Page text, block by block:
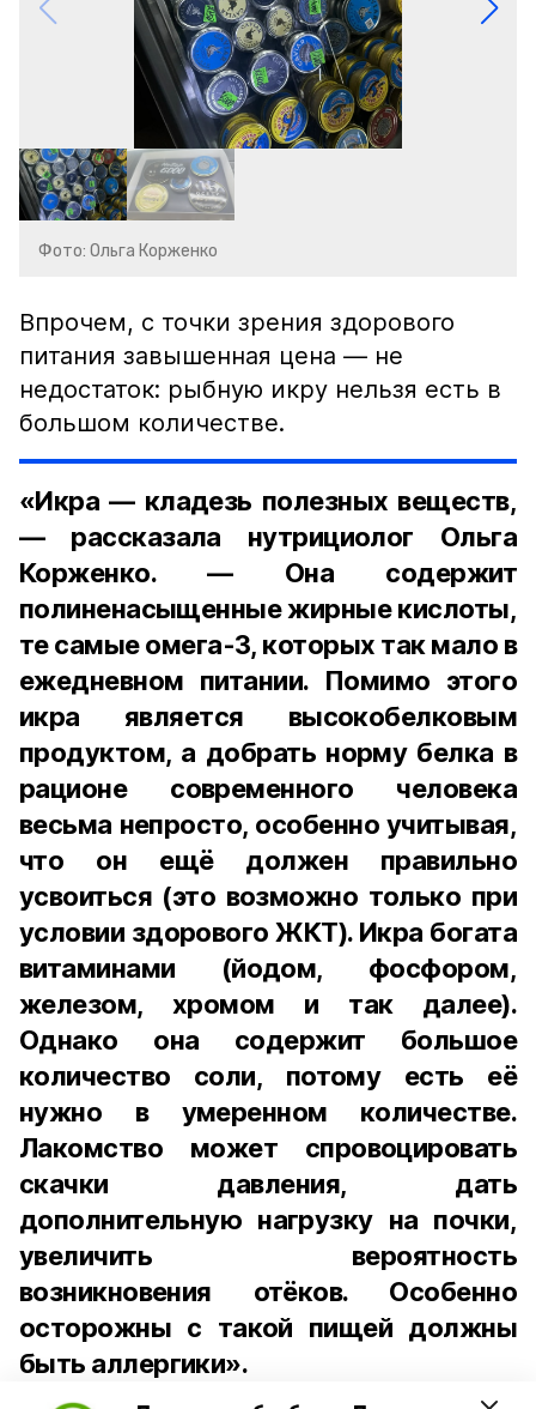
Фото: Ольга Корженко
Впрочем, с точки зрения здорового
питания завышенная цена — не
недостаток: рыбную икру нельзя есть в
большом количестве.
«Икра — кладезь полезных веществ,
— рассказала нутрициолог Ольга
Корженко. — Она содержит
полиненасыщенные жирные кислоты,
те самые омега-3, которых так мало в
ежедневном питании. Помимо этого
икра является высокобелковым
продуктом, а добрать норму белка в
рационе современного человека
весьма непросто, особенно учитывая,
что он ещё должен правильно
усвоиться (это возможно только при
условии здорового ЖКТ). Икра богата
витаминами (йодом, фосфором,
железом, хромом и так далее).
Однако она содержит большое
количество соли, потому есть её
нужно в умеренном количестве.
Лакомство может спровоцировать
скачки давления, дать
дополнительную нагрузку на почки,
увеличить вероятность
возникновения отёков. Особенно
осторожны с такой пищей должны
быть аллергики».